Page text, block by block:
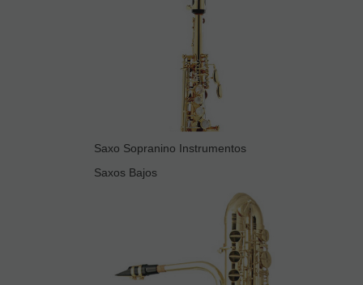
Saxo Sopranino Instrumentos
Saxos Bajos